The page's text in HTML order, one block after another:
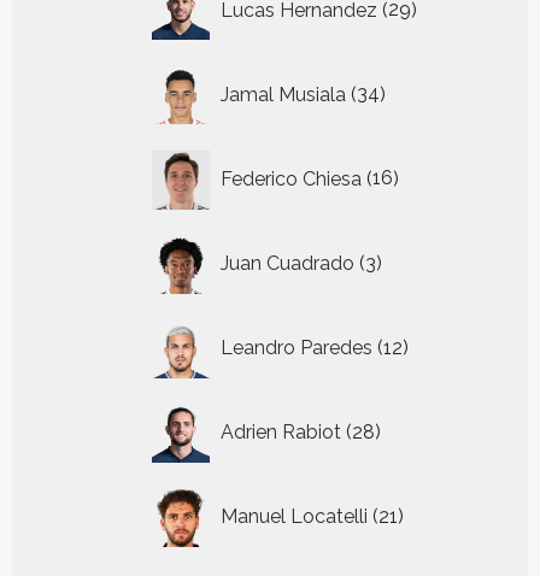
Lucas Hernandez 29
producten
Jamal Musiala 34
producten
Federico Chiesa 16
producten
Juan Cuadrado 3
producten
Leandro Paredes 12
producten
Adrien Rabiot 28
producten
Manuel Locatelli 21
producten